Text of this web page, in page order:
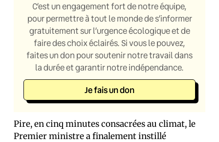
C’est un engagement fort de notre équipe,
pour permettre à tout le monde de s’informer
gratuitement sur l’urgence écologique et de
faire des choix éclairés. Si vous le pouvez,
faites un don pour soutenir notre travail dans
la durée et garantir notre indépendance.
Je fais un don
Pire, en cinq minutes consacrées au climat, le
Premier ministre a finalement instillé